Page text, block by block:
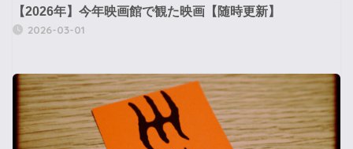
【2026年】今年映画館で観た映画【随時更新】
2026-03-01